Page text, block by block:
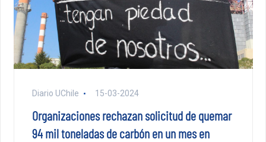
Diario UChile 15-03-2024
Organizaciones rechazan solicitud de quemar
94 mil toneladas de carbón en un mes en